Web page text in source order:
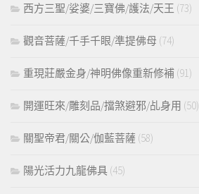
西方三聖/娑婆/三寶佛/護法/天王 (73)
觀音菩薩/千手千眼/準提佛母 (74)
重現莊嚴金身/神明佛像重新修補 (91)
開運旺來/雕刻品/擋煞避邪/乩身用 (50)
關聖帝君/關公/伽藍菩薩 (58)
陽光活力九龍佛具 (45)